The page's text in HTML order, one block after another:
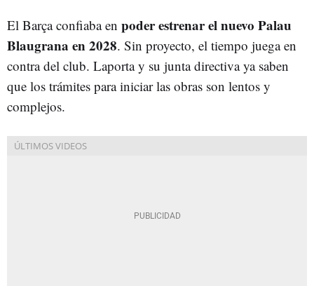
El Barça confiaba en poder estrenar el nuevo Palau
Blaugrana en 2028. Sin proyecto, el tiempo juega en
contra del club. Laporta y su junta directiva ya saben
que los trámites para iniciar las obras son lentos y
complejos.